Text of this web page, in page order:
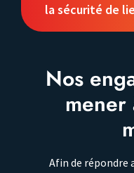
la sécurité de
Nos
Afin de répondre